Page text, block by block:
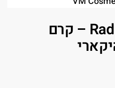
Radiance++ Cream – קרם